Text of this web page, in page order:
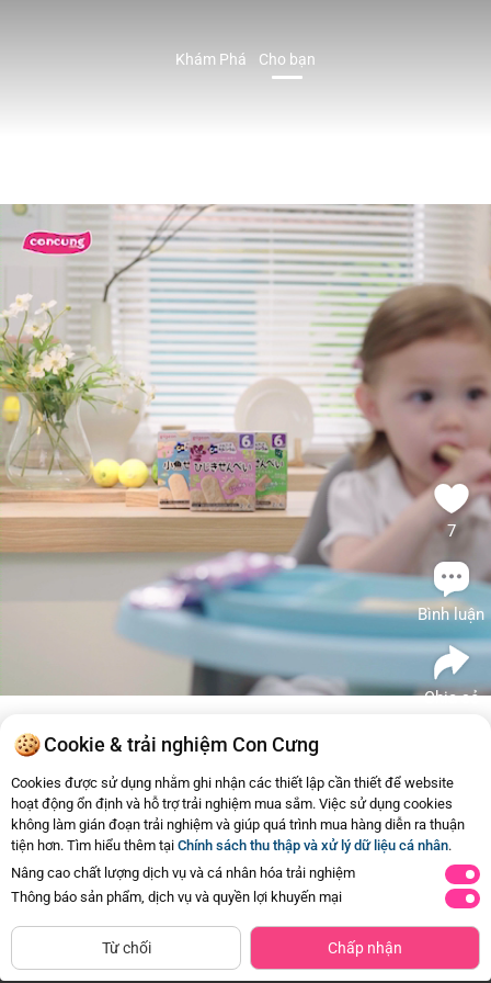
Khám Phá Cho bạn
7
Bình luận
Chia sẻ
Tương tự
1 Bánh gạo vị tảo biển Pigeon 25g
69.000đ Mua ngay
2
Combo 2
25g
Cookie & trải nghiệm Con Cưng
Cookies được sử dụng nhằm ghi nhận các thiết lập cần thiết để website
hoạt động ổn định và hỗ trợ trải nghiệm mua sắm. Việc sử dụng cookies
không làm gián đoạn trải nghiệm và giúp quá trình mua hàng diễn ra thuận
tiện hơn. Tìm hiểu thêm tại Chính sách thu thập và xử lý dữ liệu cá nhân.
Nâng cao chất lượng dịch vụ và cá nhân hóa trải nghiệm
Thông báo sản phẩm, dịch vụ và quyền lợi khuyến mại
Từ chối Chấp nhận
Danh mục Giỏ hàng